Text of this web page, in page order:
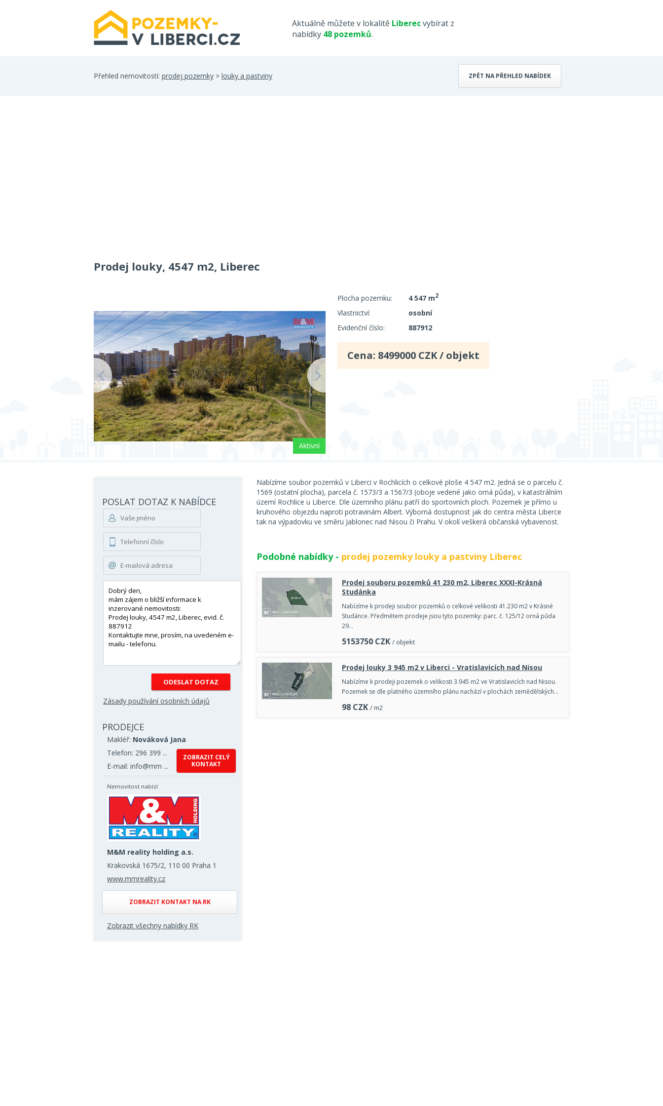
Aktuálně můžete v lokalitě Liberecvybírat z
nabídky 48 pozemků.
Přehled nemovitostí: prodej pozemky > louky a pastviny ZPĚT NA PŘEHLED NABÍDEK
Prodej louky, 4547 m2, Liberec
Aktivní
Plocha pozemku: 4 547 m2
Vlastnictví:
osobní
Evidenční číslo:
887912
Cena: 8499000 CZK / objekt
POSLAT DOTAZ K NABÍDCE
Zásady používání osobních údajů
PRODEJCE
Makléř: Nováková Jana
Telefon: 296 399 ...
E-mail: info@mm ...
ZOBRAZIT CELÝ
KONTAKT
Nemovitost nabízí
M&M reality holding a.s.
Krakovská 1675/2, 110 00 Praha 1
www.mmreality.cz
ZOBRAZIT KONTAKT NA RK
Zobrazit všechny nabídky RK
Nabízíme soubor pozemků v Liberci v Rochlicích o celkové ploše 4 547 m2. Jedná se o parcelu č.
1569 (ostatní plocha), parcela č. 1573/3 a 1567/3 (oboje vedené jako orná půda), v katastrálním
území Rochlice u Liberce. Dle územního plánu patří do sportovních ploch. Pozemek je přímo u
kruhového objezdu naproti potravinám Albert. Výborná dostupnost jak do centra města Liberce
tak na výpadovku ve směru Jablonec nad Nisou či Prahu. V okolí veškerá občanská vybavenost.
Podobné nabídky - prodej pozemky louky a pastviny Liberec
Prodej souboru pozemků 41 230 m2, Liberec XXXI-Krásná
Studánka
Nabízíme k prodeji soubor pozemků o celkové velikosti 41.230 m2 v Krásné
Studánce. Předmětem prodeje jsou tyto pozemky: parc. č. 125/12 orná půda
29…
5153750 CZK / objekt
Prodej louky 3 945 m2 v Liberci - Vratislavicích nad Nisou
Nabízíme k prodeji pozemek o velikosti 3.945 m2 ve Vratislavicích nad Nisou.
Pozemek se dle platného územního plánu nachází v plochách zemědělských…
98 CZK / m2